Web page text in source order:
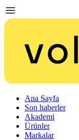
Ana Sayfa
Son haberler
Akademi
Ürünler
Markalar